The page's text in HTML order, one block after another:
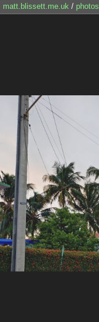
matt.blissett.me.uk / photos